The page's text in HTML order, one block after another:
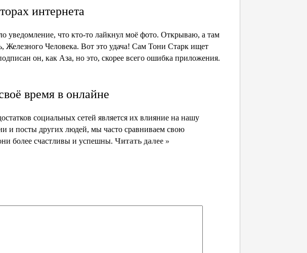
интернета
уведомление, что кто-то лайкнул моё фото. Открываю, а там
Человека. Вот это удача! Сам Тони Старк ищет
он, как Аза, но это, скорее всего ошибка приложения.
время в онлайне
социальных сетей является их влияние на нашу
и посты других людей, мы часто сравниваем свою
более счастливы и успешны. Читать далее »